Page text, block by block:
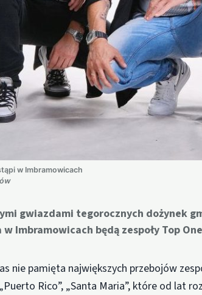
w Imbramowicach
gwiazdami tegorocznych dożynek
Imbramowicach będą zespoły Top
nie pamięta największych przebojów
Rico”, „Santa Maria”, które od lat